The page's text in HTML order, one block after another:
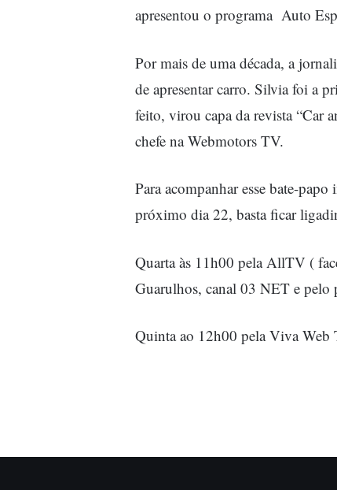
apresentou o programa Auto
Por mais de uma década, a
de apresentar carro. Silvia foi a
feito, virou capa da revista “Car
chefe na Webmotors TV.
Para acompanhar esse bate-
próximo dia 22, basta ficar
Quarta às 11h00 pela AllTV (
Guarulhos, canal 03 NET e
Quinta ao 12h00 pela Viva